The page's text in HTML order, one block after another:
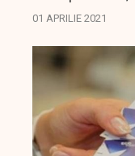
autoturismele
cei care au în
01 APRILIE 2021